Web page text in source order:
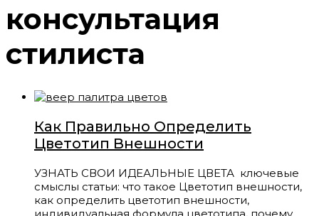
консультация
стилиста
Как Правильно Определить
Цветотип Внешности
УЗНАТЬ СВОИ ИДЕАЛЬНЫЕ ЦВЕТА ключевые
смыслы статьи: что такое Цветотип внешности,
как определить цветотип внешности,
индивидуальная формула цветотипа, почему